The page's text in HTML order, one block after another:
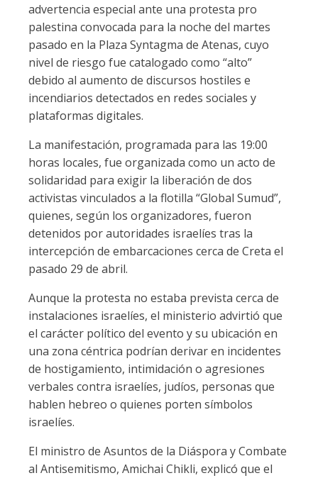
advertencia especial ante una protesta pro
palestina convocada para la noche del martes
pasado en la Plaza Syntagma de Atenas, cuyo
nivel de riesgo fue catalogado como “alto”
debido al aumento de discursos hostiles e
incendiarios detectados en redes sociales y
plataformas digitales.
La manifestación, programada para las 19:00
horas locales, fue organizada como un acto de
solidaridad para exigir la liberación de dos
activistas vinculados a la flotilla “Global Sumud”,
quienes, según los organizadores, fueron
detenidos por autoridades israelíes tras la
intercepción de embarcaciones cerca de Creta el
pasado 29 de abril.
Aunque la protesta no estaba prevista cerca de
instalaciones israelíes, el ministerio advirtió que
el carácter político del evento y su ubicación en
una zona céntrica podrían derivar en incidentes
de hostigamiento, intimidación o agresiones
verbales contra israelíes, judíos, personas que
hablen hebreo o quienes porten símbolos
israelíes.
El ministro de Asuntos de la Diáspora y Combate
al Antisemitismo, Amichai Chikli, explicó que el